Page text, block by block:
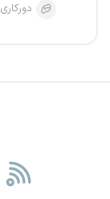
دورکاری